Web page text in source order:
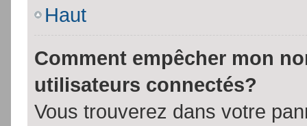
Haut
Comment empêcher mon
utilisateurs connectés?
Vous trouverez dans votre